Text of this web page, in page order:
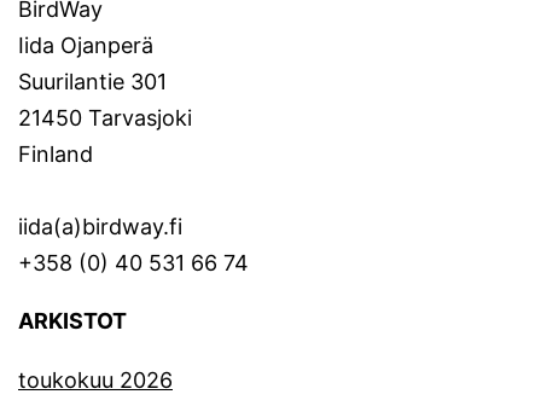
BirdWay
Iida Ojanperä
Suurilantie 301
21450 Tarvasjoki
Finland
iida(a)birdway.fi
+358 (0) 40 531 66 74
ARKISTOT
toukokuu 2026